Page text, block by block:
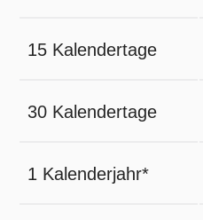
15 Kalendertage
30 Kalendertage
1 Kalenderjahr*